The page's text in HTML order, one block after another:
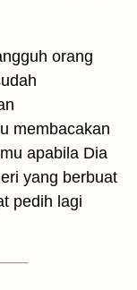
orang
membacakan
apabila Dia
yang berbuat
pedih lagi